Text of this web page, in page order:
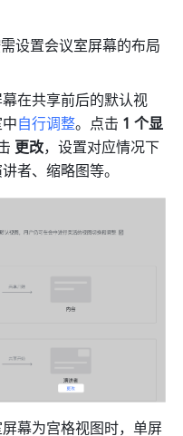
设置会议室屏幕的布局
在共享前后的默认视
自行调整。点击 1 个显
更改，设置对应情况下
者、缩略图等。
幕为宫格视图时，单屏